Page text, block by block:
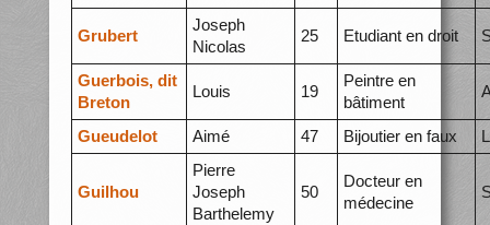
Grubert
Joseph
Nicolas
25 Etudiant en droit
Guerbois, dit
Breton
Louis 19
Peintre en
bâtiment
Gueudelot Aimé 47 Bijoutier en faux
Guilhou
Pierre
Joseph
Barthelemy
50
Docteur en
médecine